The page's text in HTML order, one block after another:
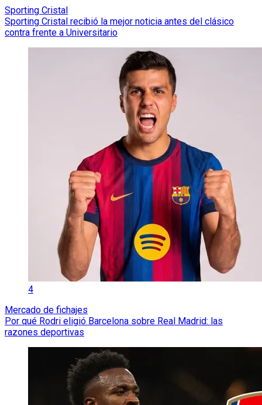
Sporting Cristal
Sporting Cristal recibió la mejor noticia antes del clásico
contra frente a Universitario
4
Mercado de fichajes
Por qué Rodri eligió Barcelona sobre Real Madrid: las
razones deportivas